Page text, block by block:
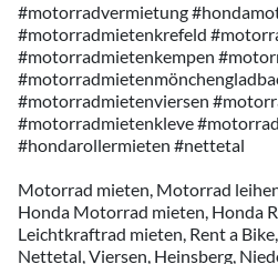
#motorradvermietung
#motorradmietenkrefeld
#motorradmietenkempen
#motorradmietenviersen
#motorradmietenkleve
#hondarollermieten #nettetal
Motorrad mieten, Motorrad
Honda Motorrad mieten, Honda
Leichtkraftrad mieten, Rent a
Nettetal, Viersen, Heinsberg,